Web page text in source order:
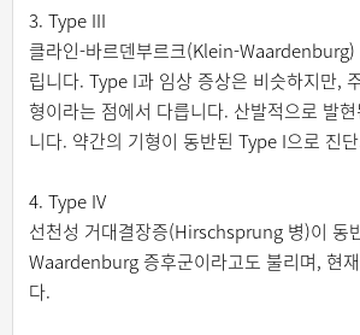
3. Type III
클라인-바르덴부르크(Klein-Waardenburg)
립니다. Type I과 임상 증상은 비슷하지만,
형이라는 점에서 다릅니다. 산발적으로 발
니다. 약간의 기형이 동반된 Type I으로 진
4. Type IV
선천성 거대결장증(Hirschsprung 병)이 동
Waardenburg 증후군이라고도 불리며, 현
다.